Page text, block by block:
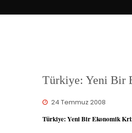
Türkiye: Yeni Bir
24 Temmuz 2008
Türkiye: Yeni Bir Ekonomik